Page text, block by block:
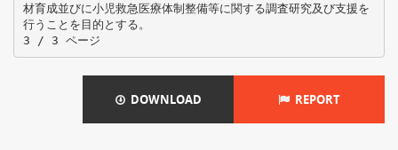
材育成並びに小児救急医療体制整備等に関する調査研究及び支援を
行うことを目的とする。
DOWNLOAD REPORT